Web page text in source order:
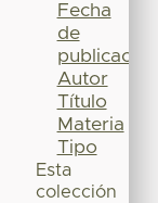
Fecha
de
publicación
Autor
Título
Materia
Tipo
Esta
colección